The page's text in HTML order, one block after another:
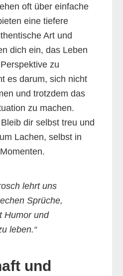
oft über einfache
eine tiefere
Art und
dich ein, das Leben
zu
es darum, sich nicht
und trotzdem das
zu machen.
dir selbst treu und
Lachen, selbst in
lehrt uns
Sprüche,
Humor und
leben.“
und